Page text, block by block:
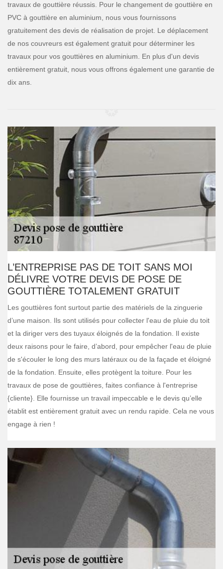
travaux de gouttière réussis. Pour le changement de gouttière en
PVC à gouttière en aluminium, nous vous fournissons
gratuitement des devis de réalisation de projet. Le déplacement
de nos couvreurs est également gratuit pour déterminer les
travaux pour vos gouttières en aluminium. En plus d'un devis
entièrement gratuit, nous vous offrons également une garantie de
dix ans.
L’ENTREPRISE PAS DE TOIT SANS MOI
DÉLIVRE VOTRE DEVIS DE POSE DE
GOUTTIÈRE TOTALEMENT GRATUIT
Les gouttières font surtout partie des matériels de la zinguerie
d’une maison. Ils sont utilisés pour collecter l'eau de pluie du toit
et la diriger vers des tuyaux éloignés de la fondation. Il existe
deux raisons pour le faire, d’abord, pour empêcher l'eau de pluie
de s'écouler le long des murs latéraux ou de la façade et éloigné
de la fondation. Ensuite, elles protègent la toiture. Pour les
travaux de pose de gouttières, faites confiance à l'entreprise
{cliente}. Elle fournisse un travail impeccable e le devis qu’elle
établit est entièrement gratuit avec un rendu rapide. Cela ne vous
engage à rien !